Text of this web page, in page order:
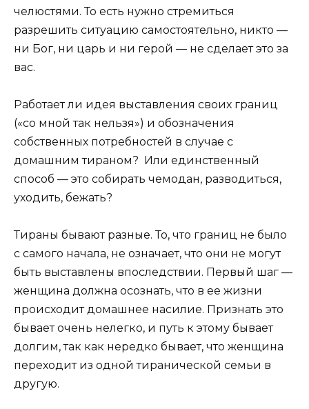
челюстями. То есть нужно стремиться
разрешить ситуацию самостоятельно, никто —
ни Бог, ни царь и ни герой — не сделает это за
вас.
Работает ли идея выставления своих границ
(«со мной так нельзя») и обозначения
собственных потребностей в случае с
домашним тираном? Или единственный
способ — это собирать чемодан, разводиться,
уходить, бежать?
Тираны бывают разные. То, что границ не было
с самого начала, не означает, что они не могут
быть выставлены впоследствии. Первый шаг —
женщина должна осознать, что в ее жизни
происходит домашнее насилие. Признать это
бывает очень нелегко, и путь к этому бывает
долгим, так как нередко бывает, что женщина
переходит из одной тиранической семьи в
другую.